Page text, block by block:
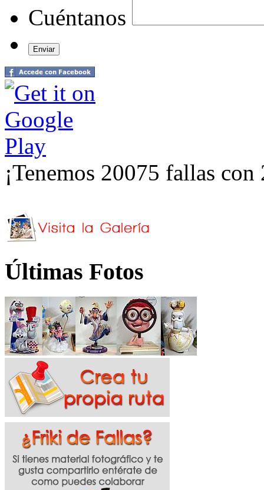
Cuéntanos
¡Tenemos 20075 fallas
Últimas Fotos